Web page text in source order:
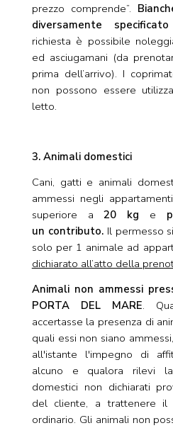
prezzo comprende”.
diversamente
richiesta è possibile
ed asciugamani (da
prima dell’arrivo). I
non possono essere
letto.
3. Animali domestici
Cani, gatti e animali
ammessi negli
superiore a20 kg e
un contributo. Il permesso
solo per 1 animale ad
dichiarato all’atto della
Animali non ammessi
PORTA DEL MARE.
accertasse la presenza di
quali essi non siano
all'istante l'impegno di
alcuno e qualora rilevi
domestici non dichiarati
del cliente, a trattenere il
ordinario. Gli animali non